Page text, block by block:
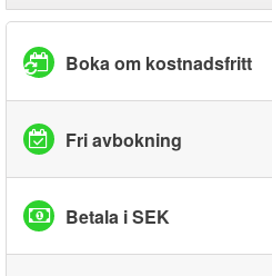
Boka om kostnadsfritt
Fri avbokning
Betala i SEK